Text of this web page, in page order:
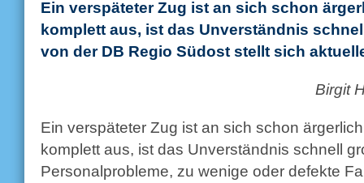
Ein verspäteter Zug ist an sich schon
komplett aus, ist das Unverständnis
von der DB Regio Südost stellt sich
Birgit
Ein verspäteter Zug ist an sich schon
komplett aus, ist das Unverständnis schnell
Personalprobleme, zu wenige oder defekte